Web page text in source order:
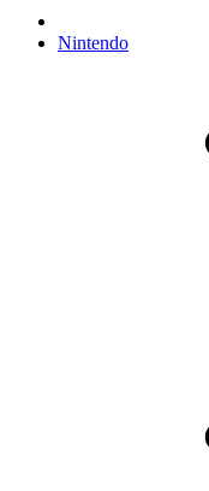
Nintendo